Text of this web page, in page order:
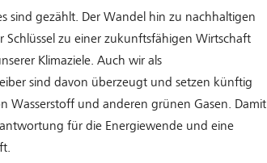
sind gezählt. Der Wandel hin zu nachhaltigen
Schlüssel zu einer zukunftsfähigen Wirtschaft
Klimaziele. Auch wir als
sind davon überzeugt und setzen künftig
Wasserstoff und anderen grünen Gasen. Damit
für die Energiewende und eine